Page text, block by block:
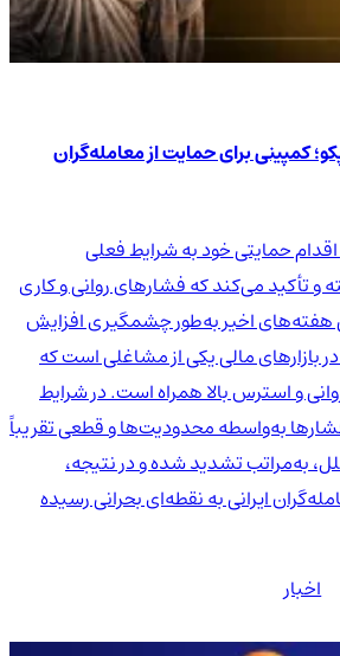
کمپینی برای حمایت از معامله‌گران
حمایتی خود به شرایط فعلی
و تأکید می‌کند که فشارهای روانی و کاری
هفته‌های اخیر به‌طور چشمگیری افزایش
بازارهای مالی یکی از مشاغلی است که
و استرس بالا همراه است. در شرایط
به‌واسطه محدودیت‌ها و قطعی تقریباً
به‌مراتب تشدید شده و در نتیجه،
ایرانی به نقطه‌ای بحرانی رسیده
اخبار